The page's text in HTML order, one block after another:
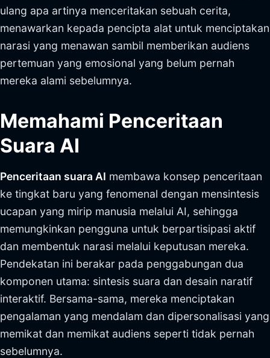
ulang apa artinya menceritakan sebuah cerita,
menawarkan kepada pencipta alat untuk menciptakan
narasi yang menawan sambil memberikan audiens
pertemuan yang emosional yang belum pernah
mereka alami sebelumnya.
Memahami Penceritaan
Suara AI
Penceritaan suara AI membawa konsep penceritaan
ke tingkat baru yang fenomenal dengan mensintesis
ucapan yang mirip manusia melalui AI, sehingga
memungkinkan pengguna untuk berpartisipasi aktif
dan membentuk narasi melalui keputusan mereka.
Pendekatan ini berakar pada penggabungan dua
komponen utama: sintesis suara dan desain naratif
interaktif. Bersama-sama, mereka menciptakan
pengalaman yang mendalam dan dipersonalisasi yang
memikat dan memikat audiens seperti tidak pernah
sebelumnya.